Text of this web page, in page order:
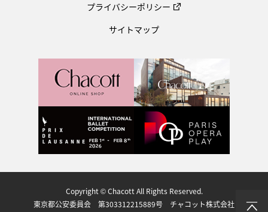
プライバシーポリシー
サイトマップ
Copyright © Chacott All Rights Reserved.
東京都公安委員会 第303312215889号 チャコット株式会社